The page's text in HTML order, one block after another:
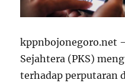
kppnbojonegoro.net
Sejahtera (PKS)
terhadap perputaran